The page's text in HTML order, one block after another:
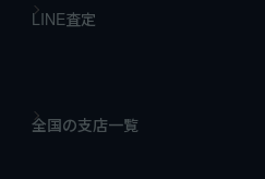
LINE査定
全国の支店一覧